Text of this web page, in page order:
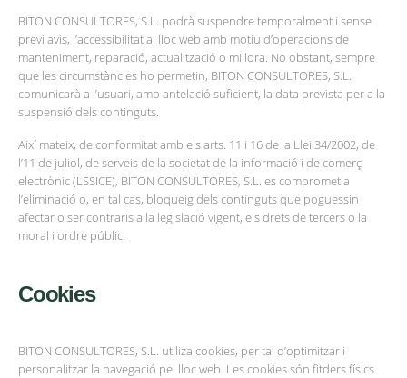
BITON CONSULTORES, S.L. podrà suspendre temporalment i sense
previ avís, l’accessibilitat al lloc web amb motiu d’operacions de
manteniment, reparació, actualització o millora. No obstant, sempre
que les circumstàncies ho permetin, BITON CONSULTORES, S.L.
comunicarà a l’usuari, amb antelació suficient, la data prevista per a la
suspensió dels continguts.
Així mateix, de conformitat amb els arts. 11 i 16 de la Llei 34/2002, de
l’11 de juliol, de serveis de la societat de la informació i de comerç
electrònic (LSSICE), BITON CONSULTORES, S.L. es compromet a
l’eliminació o, en tal cas, bloqueig dels continguts que poguessin
afectar o ser contraris a la legislació vigent, els drets de tercers o la
moral i ordre públic.
Cookies
BITON CONSULTORES, S.L. utiliza cookies, per tal d’optimitzar i
personalitzar la navegació pel lloc web. Les cookies són fitders físics